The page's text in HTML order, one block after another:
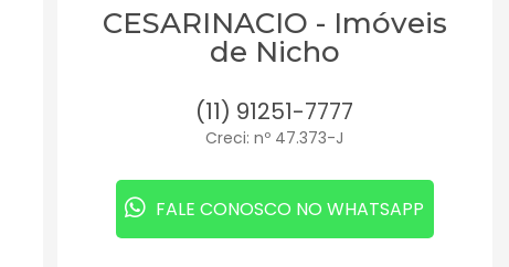
CESARINACIO - Imóveis
de Nicho
(11) 91251-7777
Creci: nº 47.373-J
FALE CONOSCO NO WHATSAPP